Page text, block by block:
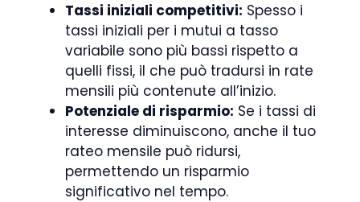
Tassi iniziali competitivi: Spesso i
tassi iniziali per i mutui a tasso
variabile sono più bassi rispetto a
quelli fissi, il che può tradursi in rate
mensili più contenute all’inizio.
Potenziale di risparmio: Se i tassi di
interesse diminuiscono, anche il tuo
rateo mensile può ridursi,
permettendo un risparmio
significativo nel tempo.